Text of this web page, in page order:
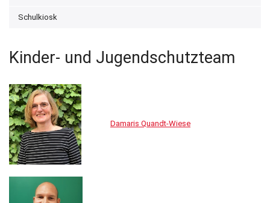
Schulkiosk
Kinder- und Jugendschutzteam
Damaris Quandt-Wiese